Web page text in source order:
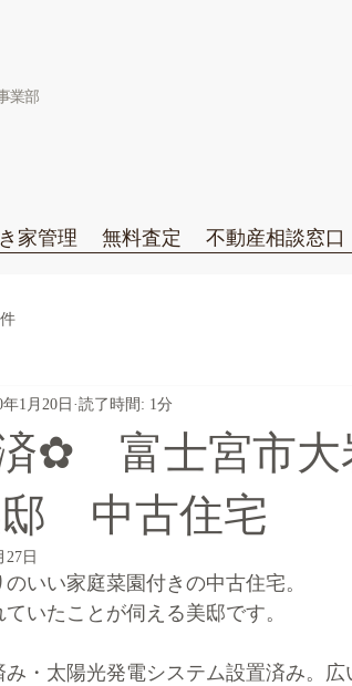
業部
家管理 無料査定 不動産相談窓口
✿ 富士宮市
邸 中古住宅
年1月20日 読了時間: 1分
27日
いい家庭菜園付きの中古住宅。
いたことが伺える美邸です。
・太陽光発電システム設置済み。広